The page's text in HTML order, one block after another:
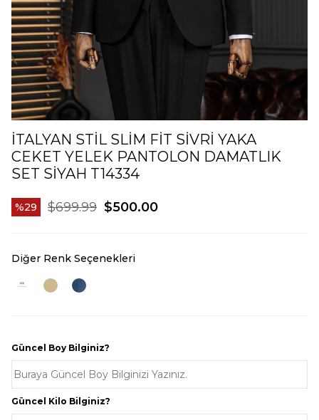
İTALYAN STIL SLIM FIT SIVRI YAKA
CEKET YELEK PANTOLON DAMATLIK
SET SIYAH T14334
29 $699.99 $500.00
Diğer Renk Seçenekleri
Güncel Boy Bilginiz?
Güncel Kilo Bilginiz?